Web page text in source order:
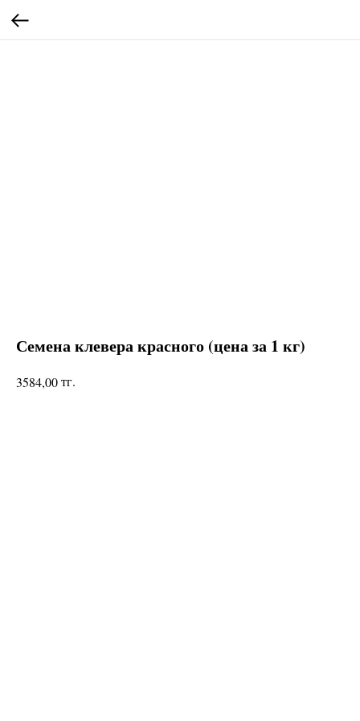
Семена клевера красного (цена за 1 кг)
3584,00тг.